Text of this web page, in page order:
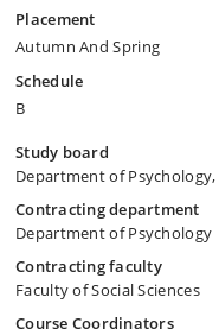
Placement
Autumn And Spring
Schedule
B
Study board
Department of
Contracting department
Department of Psychology
Contracting faculty
Faculty of Social Sciences
Course Coordinators